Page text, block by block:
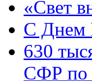
«Свет
C Днем
630
СФР по